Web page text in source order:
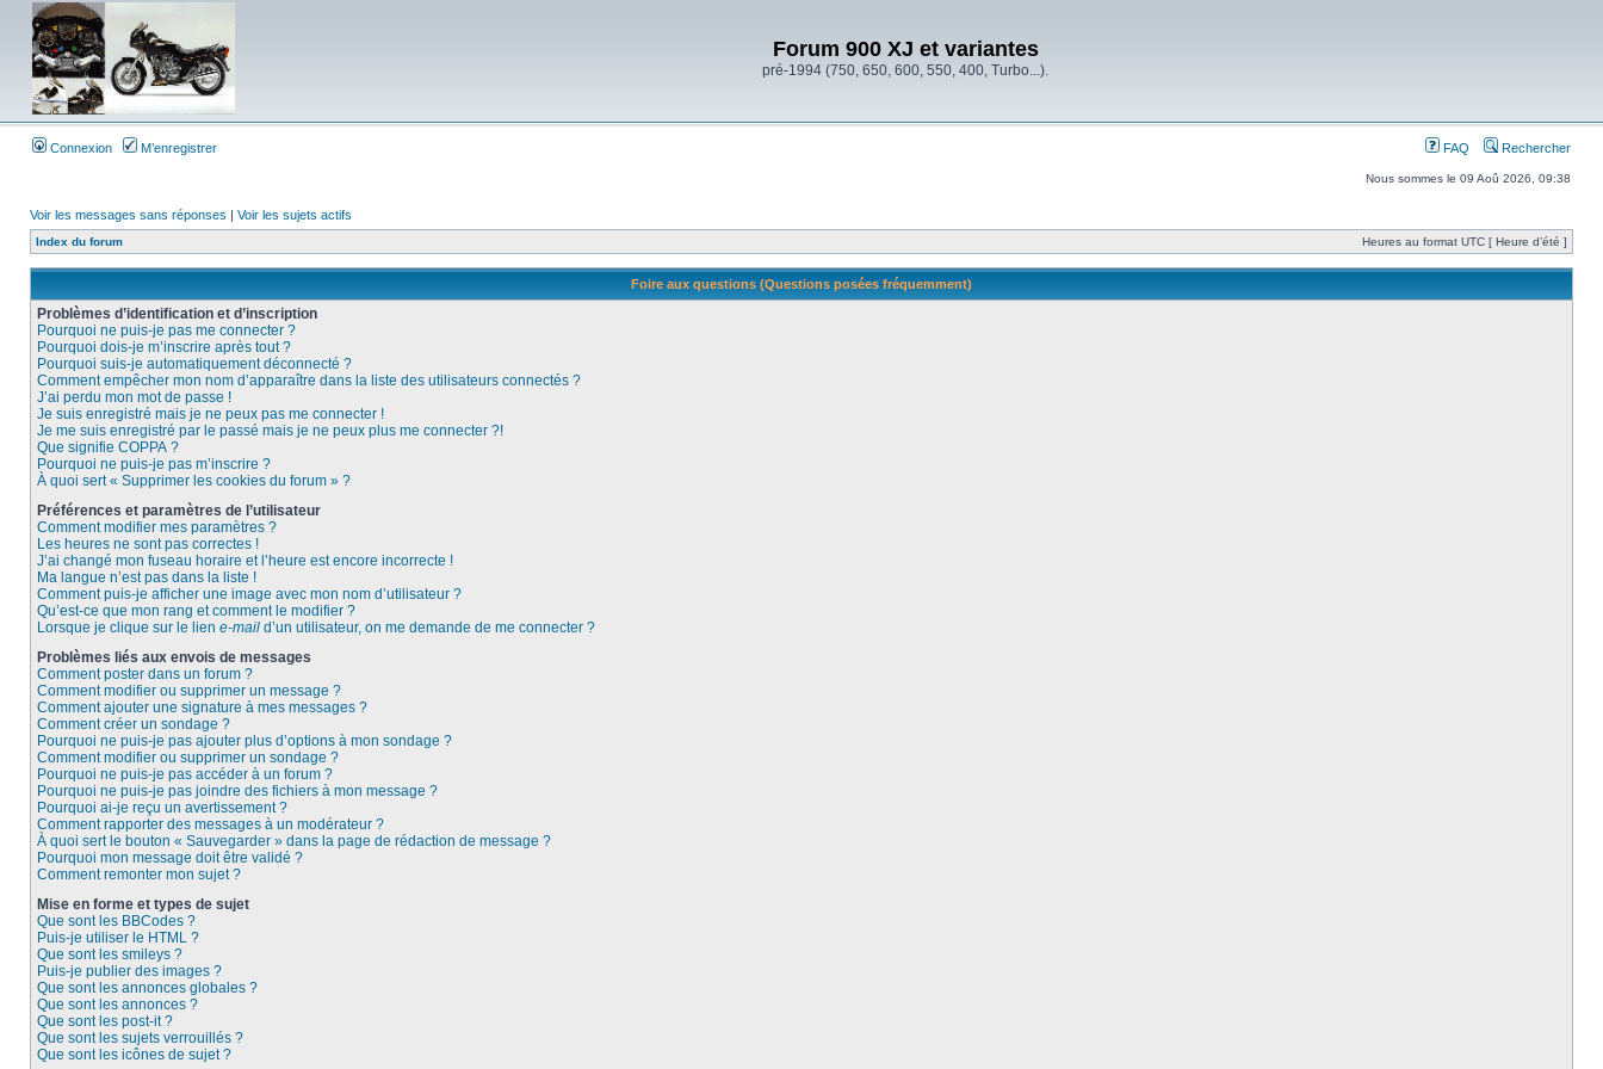
Forum 900 XJ et variantes
pré-1994 (750, 650, 600, 550, 400, Turbo...).
Connexion M’enregistrer FAQ Rechercher
Nous sommes le 09 Aoû 2026, 09:38
Voir les messages sans réponses | Voir les sujets actifs
Index du forum Heures au format UTC [ Heure d’été ]
Foire aux questions (Questions posées fréquemment)
Problèmes d’identification et d’inscription
Pourquoi ne puis-je pas me connecter ?
Pourquoi dois-je m’inscrire après tout ?
Pourquoi suis-je automatiquement déconnecté ?
Comment empêcher mon nom d’apparaître dans la liste des utilisateurs connectés ?
J’ai perdu mon mot de passe !
Je suis enregistré mais je ne peux pas me connecter !
Je me suis enregistré par le passé mais je ne peux plus me connecter ?!
Que signifie COPPA ?
Pourquoi ne puis-je pas m’inscrire ?
À quoi sert « Supprimer les cookies du forum » ?
Préférences et paramètres de l’utilisateur
Comment modifier mes paramètres ?
Les heures ne sont pas correctes !
J’ai changé mon fuseau horaire et l’heure est encore incorrecte !
Ma langue n’est pas dans la liste !
Comment puis-je afficher une image avec mon nom d’utilisateur ?
Qu’est-ce que mon rang et comment le modifier ?
Lorsque je clique sur le lien e-mail d’un utilisateur, on me demande de me connecter ?
Problèmes liés aux envois de messages
Comment poster dans un forum ?
Comment modifier ou supprimer un message ?
Comment ajouter une signature à mes messages ?
Comment créer un sondage ?
Pourquoi ne puis-je pas ajouter plus d’options à mon sondage ?
Comment modifier ou supprimer un sondage ?
Pourquoi ne puis-je pas accéder à un forum ?
Pourquoi ne puis-je pas joindre des fichiers à mon message ?
Pourquoi ai-je reçu un avertissement ?
Comment rapporter des messages à un modérateur ?
À quoi sert le bouton « Sauvegarder » dans la page de rédaction de message ?
Pourquoi mon message doit être validé ?
Comment remonter mon sujet ?
Mise en forme et types de sujet
Que sont les BBCodes ?
Puis-je utiliser le HTML ?
Que sont les smileys ?
Puis-je publier des images ?
Que sont les annonces globales ?
Que sont les annonces ?
Que sont les post-it ?
Que sont les sujets verrouillés ?
Que sont les icônes de sujet ?